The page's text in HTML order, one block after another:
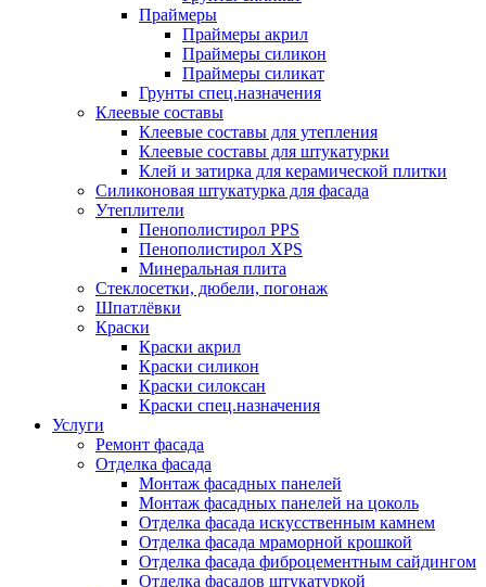
Праймеры
Праймеры акрил
Праймеры силикон
Праймеры силикат
Грунты спец.назначения
Клеевые составы
Клеевые составы для утепления
Клеевые составы для штукатурки
Клей и затирка для керамической плитки
Силиконовая штукатурка для фасада
Утеплители
Пенополистирол PPS
Пенополистирол XPS
Минеральная плита
Стеклосетки, дюбели, погонаж
Шпатлёвки
Краски
Краски акрил
Краски силикон
Краски силоксан
Краски спец.назначения
Услуги
Ремонт фасада
Отделка фасада
Монтаж фасадных панелей
Монтаж фасадных панелей на цоколь
Отделка фасада искусственным камнем
Отделка фасада мраморной крошкой
Отделка фасада фиброцементным сайдингом
Отделка фасадов штукатуркой